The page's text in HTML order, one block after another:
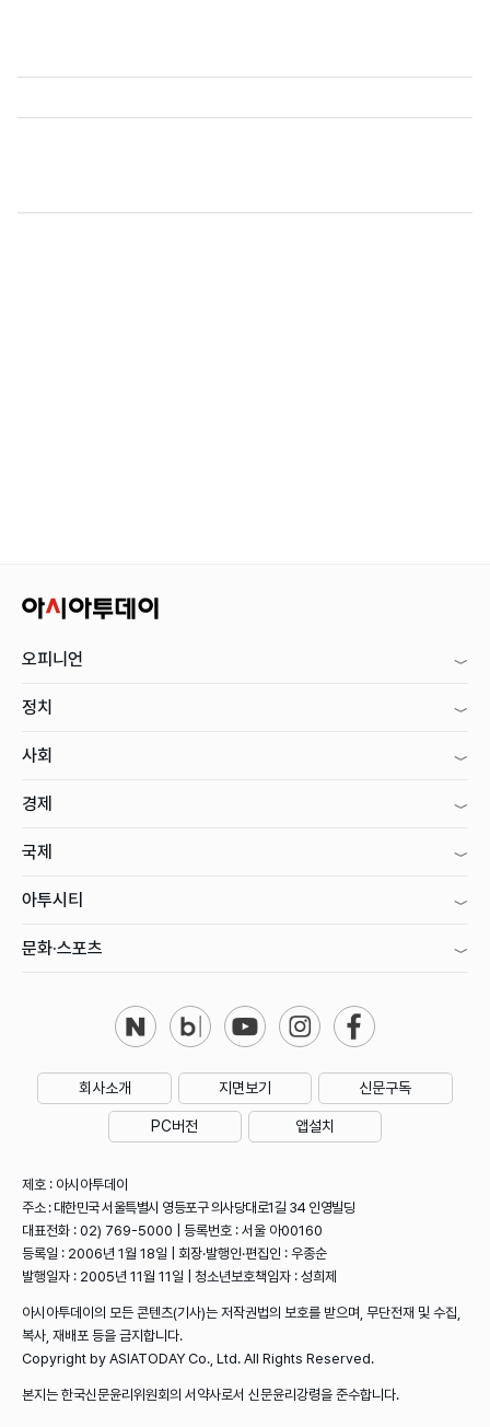
오피니언
정치
사회
경제
국제
아투시티
문화·스포츠
회사소개 지면보기 신문구독
PC버전 앱설치
제호 : 아시아투데이
주소 : 대한민국 서울특별시 영등포구 의사당대로1길 34 인영빌딩
대표전화 : 02) 769-5000 | 등록번호 : 서울 아00160
등록일 : 2006년 1월 18일 | 회장·발행인·편집인 : 우종순
발행일자 : 2005년 11월 11일 | 청소년보호책임자 : 성희제
아시아투데이의 모든 콘텐츠(기사)는 저작권법의 보호를 받으며, 무단전재 및 수집,
복사, 재배포 등을 금지합니다.
Copyright by ASIATODAY Co., Ltd. All Rights Reserved.
본지는 한국신문윤리위원회의 서약사로서 신문윤리강령을 준수합니다.